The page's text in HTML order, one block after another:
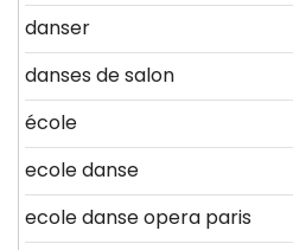
danser
danses de salon
école
ecole danse
ecole danse opera paris